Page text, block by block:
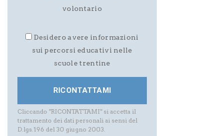
volontario
Desidero avere informazioni
sui percorsi educativi nelle
scuole trentine
Cliccando "RICONTATTAMI" si accetta il
trattamento dei dati personali ai sensi del
D.lgs.196 del 30 giugno 2003.